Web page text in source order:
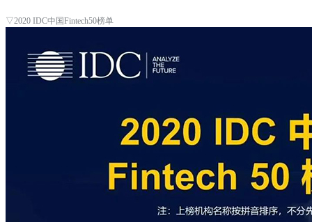
▽2020 IDC中国Fintech50榜单